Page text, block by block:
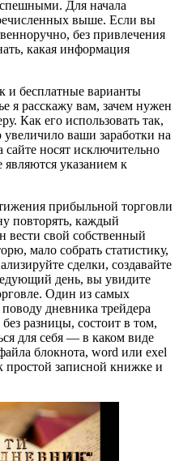
Для начала
выше. Если вы
без привлечения
какая информация
и бесплатные варианты
я расскажу вам, зачем нужен
Как его использовать так,
ваши заработки на
носят исключительно
указанием к
прибыльной торговли
повторять, каждый
вести свой собственный
мало собрать статистику,
сделки, создавайте
день, вы увидите
Один из самых
дневника трейдера
разницы, состоит в том,
для себя — в каком виде
блокнота, word или exel
простой записной книжке и